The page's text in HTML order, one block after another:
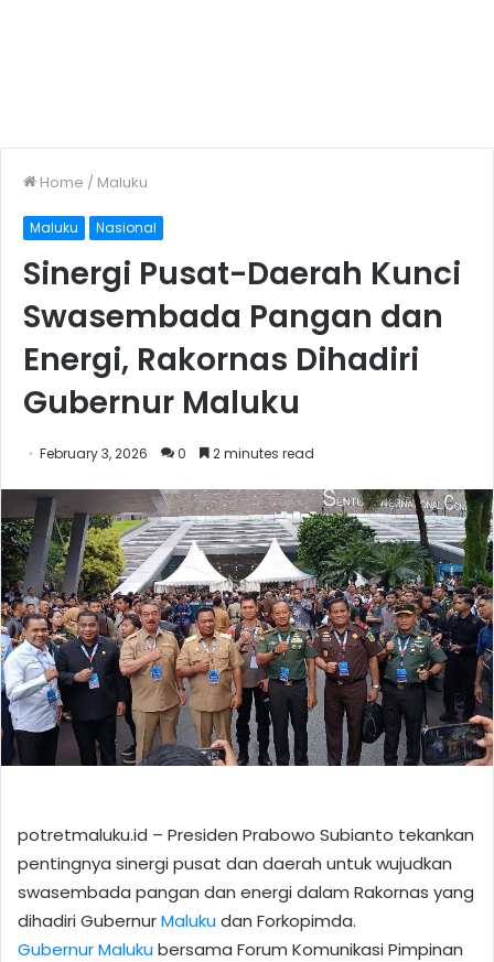
Home / Maluku
Maluku Nasional
Sinergi Pusat-Daerah Kunci
Swasembada Pangan dan
Energi, Rakornas Dihadiri
Gubernur Maluku
February 3, 2026 0 2 minutes read
potretmaluku.id – Presiden Prabowo Subianto tekankan
pentingnya sinergi pusat dan daerah untuk wujudkan
swasembada pangan dan energi dalam Rakornas yang
dihadiri GubernurMalukudan Forkopimda.
Gubernur Malukubersama Forum Komunikasi Pimpinan